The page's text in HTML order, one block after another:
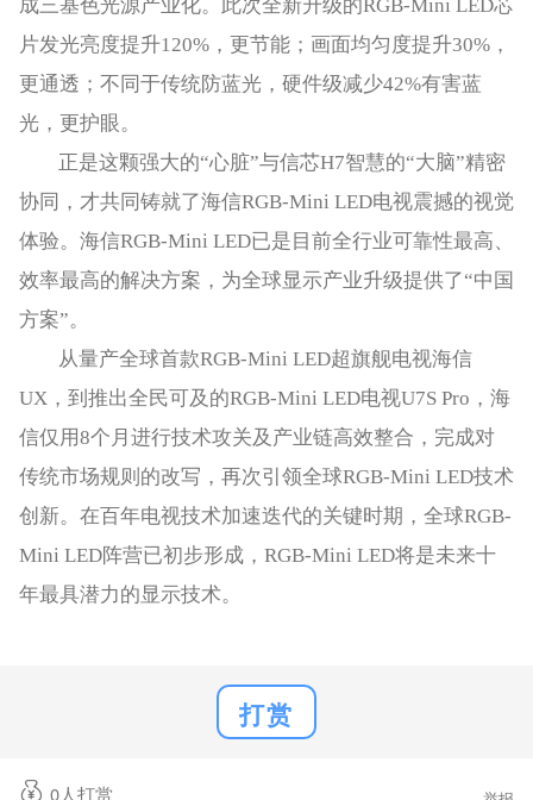
成三基色光源产业化。此次全新升级的RGB-Mini LED芯
片发光亮度提升120%，更节能；画面均匀度提升30%，
更通透；不同于传统防蓝光，硬件级减少42%有害蓝
光，更护眼。
正是这颗强大的“心脏”与信芯H7智慧的“大脑”精密
协同，才共同铸就了海信RGB-Mini LED电视震撼的视觉
体验。海信RGB-Mini LED已是目前全行业可靠性最高、
效率最高的解决方案，为全球显示产业升级提供了“中国
方案”。
从量产全球首款RGB-Mini LED超旗舰电视海信
UX，到推出全民可及的RGB-Mini LED电视U7S Pro，海
信仅用8个月进行技术攻关及产业链高效整合，完成对
传统市场规则的改写，再次引领全球RGB-Mini LED技术
创新。在百年电视技术加速迭代的关键时期，全球RGB-
Mini LED阵营已初步形成，RGB-Mini LED将是未来十
年最具潜力的显示技术。
打赏
0人打赏